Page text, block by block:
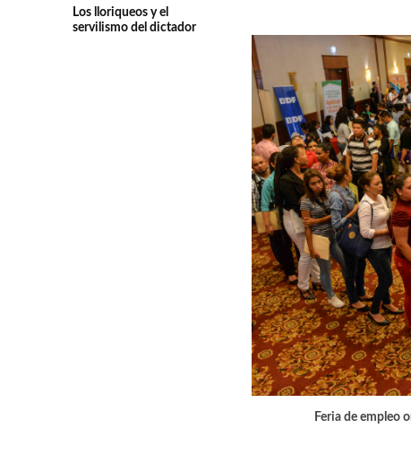
Los lloriqueos y el
servilismo del dictador
Feria de empleo